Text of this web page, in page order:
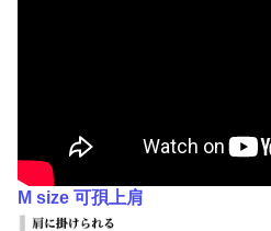
M size 可孭上肩